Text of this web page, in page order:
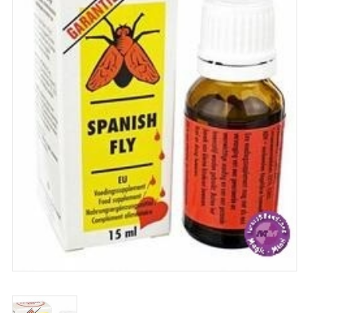
SEEDSHOP
Health Supplies
Psychedelic
Rituals & Wierook